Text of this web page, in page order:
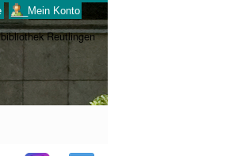
___Mein Konto